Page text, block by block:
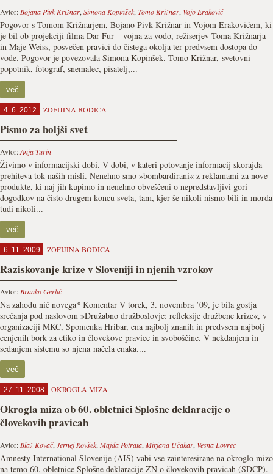
Avtor: Bojana Pivk Križnar, Simona Kopinšek, Tomo Križnar, Vojo Eraković
Pogovor s Tomom Križnarjem, Bojano Pivk Križnar in Vojom Erakovićem, ki
je bil ob projekciji filma Dar Fur – vojna za vodo, režiserjev Toma Križnarja
in Maje Weiss, posvečen pravici do čistega okolja ter predvsem dostopa do
vode. Pogovor je povezovala Simona Kopinšek. Tomo Križnar, svetovni
popotnik, fotograf, snemalec, pisatelj,...
več
4. 6. 2012 ZOFIJINA BODICA
Pismo za boljši svet
Avtor:Anja Turin
Živimo v informacijski dobi. V dobi, v kateri potovanje informacij skorajda
prehiteva tok naših misli. Nenehno smo »bombardirani« z reklamami za nove
produkte, ki naj jih kupimo in nenehno obveščeni o nepredstavljivi gori
dogodkov na čisto drugem koncu sveta, tam, kjer še nikoli nismo bili in morda
tudi nikoli...
več
6. 11. 2009 ZOFIJINA BODICA
Raziskovanje krize v Sloveniji in njenih vzrokov
Avtor: Branko Gerlič
Na zahodu nič novega* Komentar V torek, 3. novembra ’09, je bila gostja
srečanja pod naslovom »Družabno družboslovje: refleksije družbene krize«, v
organizaciji MKC, Spomenka Hribar, ena najbolj znanih in predvsem najbolj
cenjenih bork za etiko in človekove pravice in svoboščine. V nekdanjem in
sedanjem sistemu so njena načela enaka....
več
27. 11. 2008 OKROGLA MIZA
Okrogla miza ob 60. obletnici Splošne deklaracije o
človekovih pravicah
Avtor: Blaž Kovač, Jernej Rovšek, Majda Potrata, Mirjana Učakar, Vesna Lovrec
Amnesty International Slovenije (AIS) vabi vse zainteresirane na okroglo mizo
na temo 60. obletnice Splošne deklaracije ZN o človekovih pravicah (SDČP).